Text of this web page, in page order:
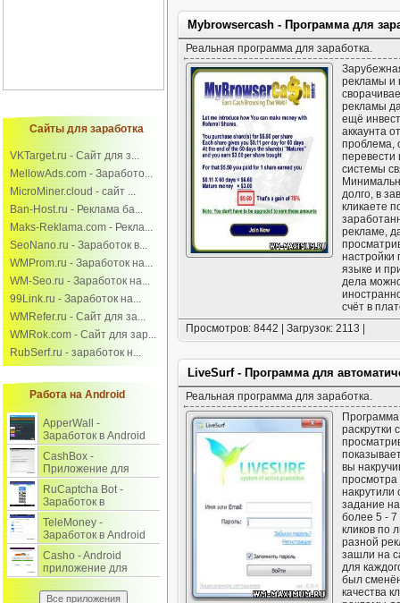
Сайты для заработка
VKTarget.ru - Сайт для з...
MellowAds.com - Заработо...
MicroMiner.cloud - сайт ...
Ban-Host.ru - Реклама ба...
Maks-Reklama.com - Рекла...
SeoNano.ru - Заработок в...
WMProm.ru - Заработок на...
WM-Seo.ru - Заработок на...
99Link.ru - Заработок на...
WMRefer.ru - Сайт для за...
WMRok.com - Сайт для зар...
RubSerf.ru - заработок н...
Работа на Android
ApperWall -
Заработок в Android
приложении и на
сайте.
CashBox -
Приложение для
заработка на
выполнении заданий.
RuCaptcha Bot -
Заработок в
интернете на вводе
капчи через Android.
TeleMoney -
Заработок в Android
на выполнении
заданий.
Casho - Android
приложение для
заработка на
заданиях.
Mybrowsercash - Программа для
Реальная программа для заработка.
рекламы и
рекламы
ещё
аккаунта
проблема,
перевести
системы
долго, в
кликаете
рекламе,
настройки
языке и
дела
счёт в
Просмотров: 8442 | Загрузок: 2113 |
LiveSurf - Программа для
Реальная программа для заработка.
раскрутки
вы
просмотра
накрутили
задание
более 5 - 7
кликов по
разной
зашли на
для
был
качества